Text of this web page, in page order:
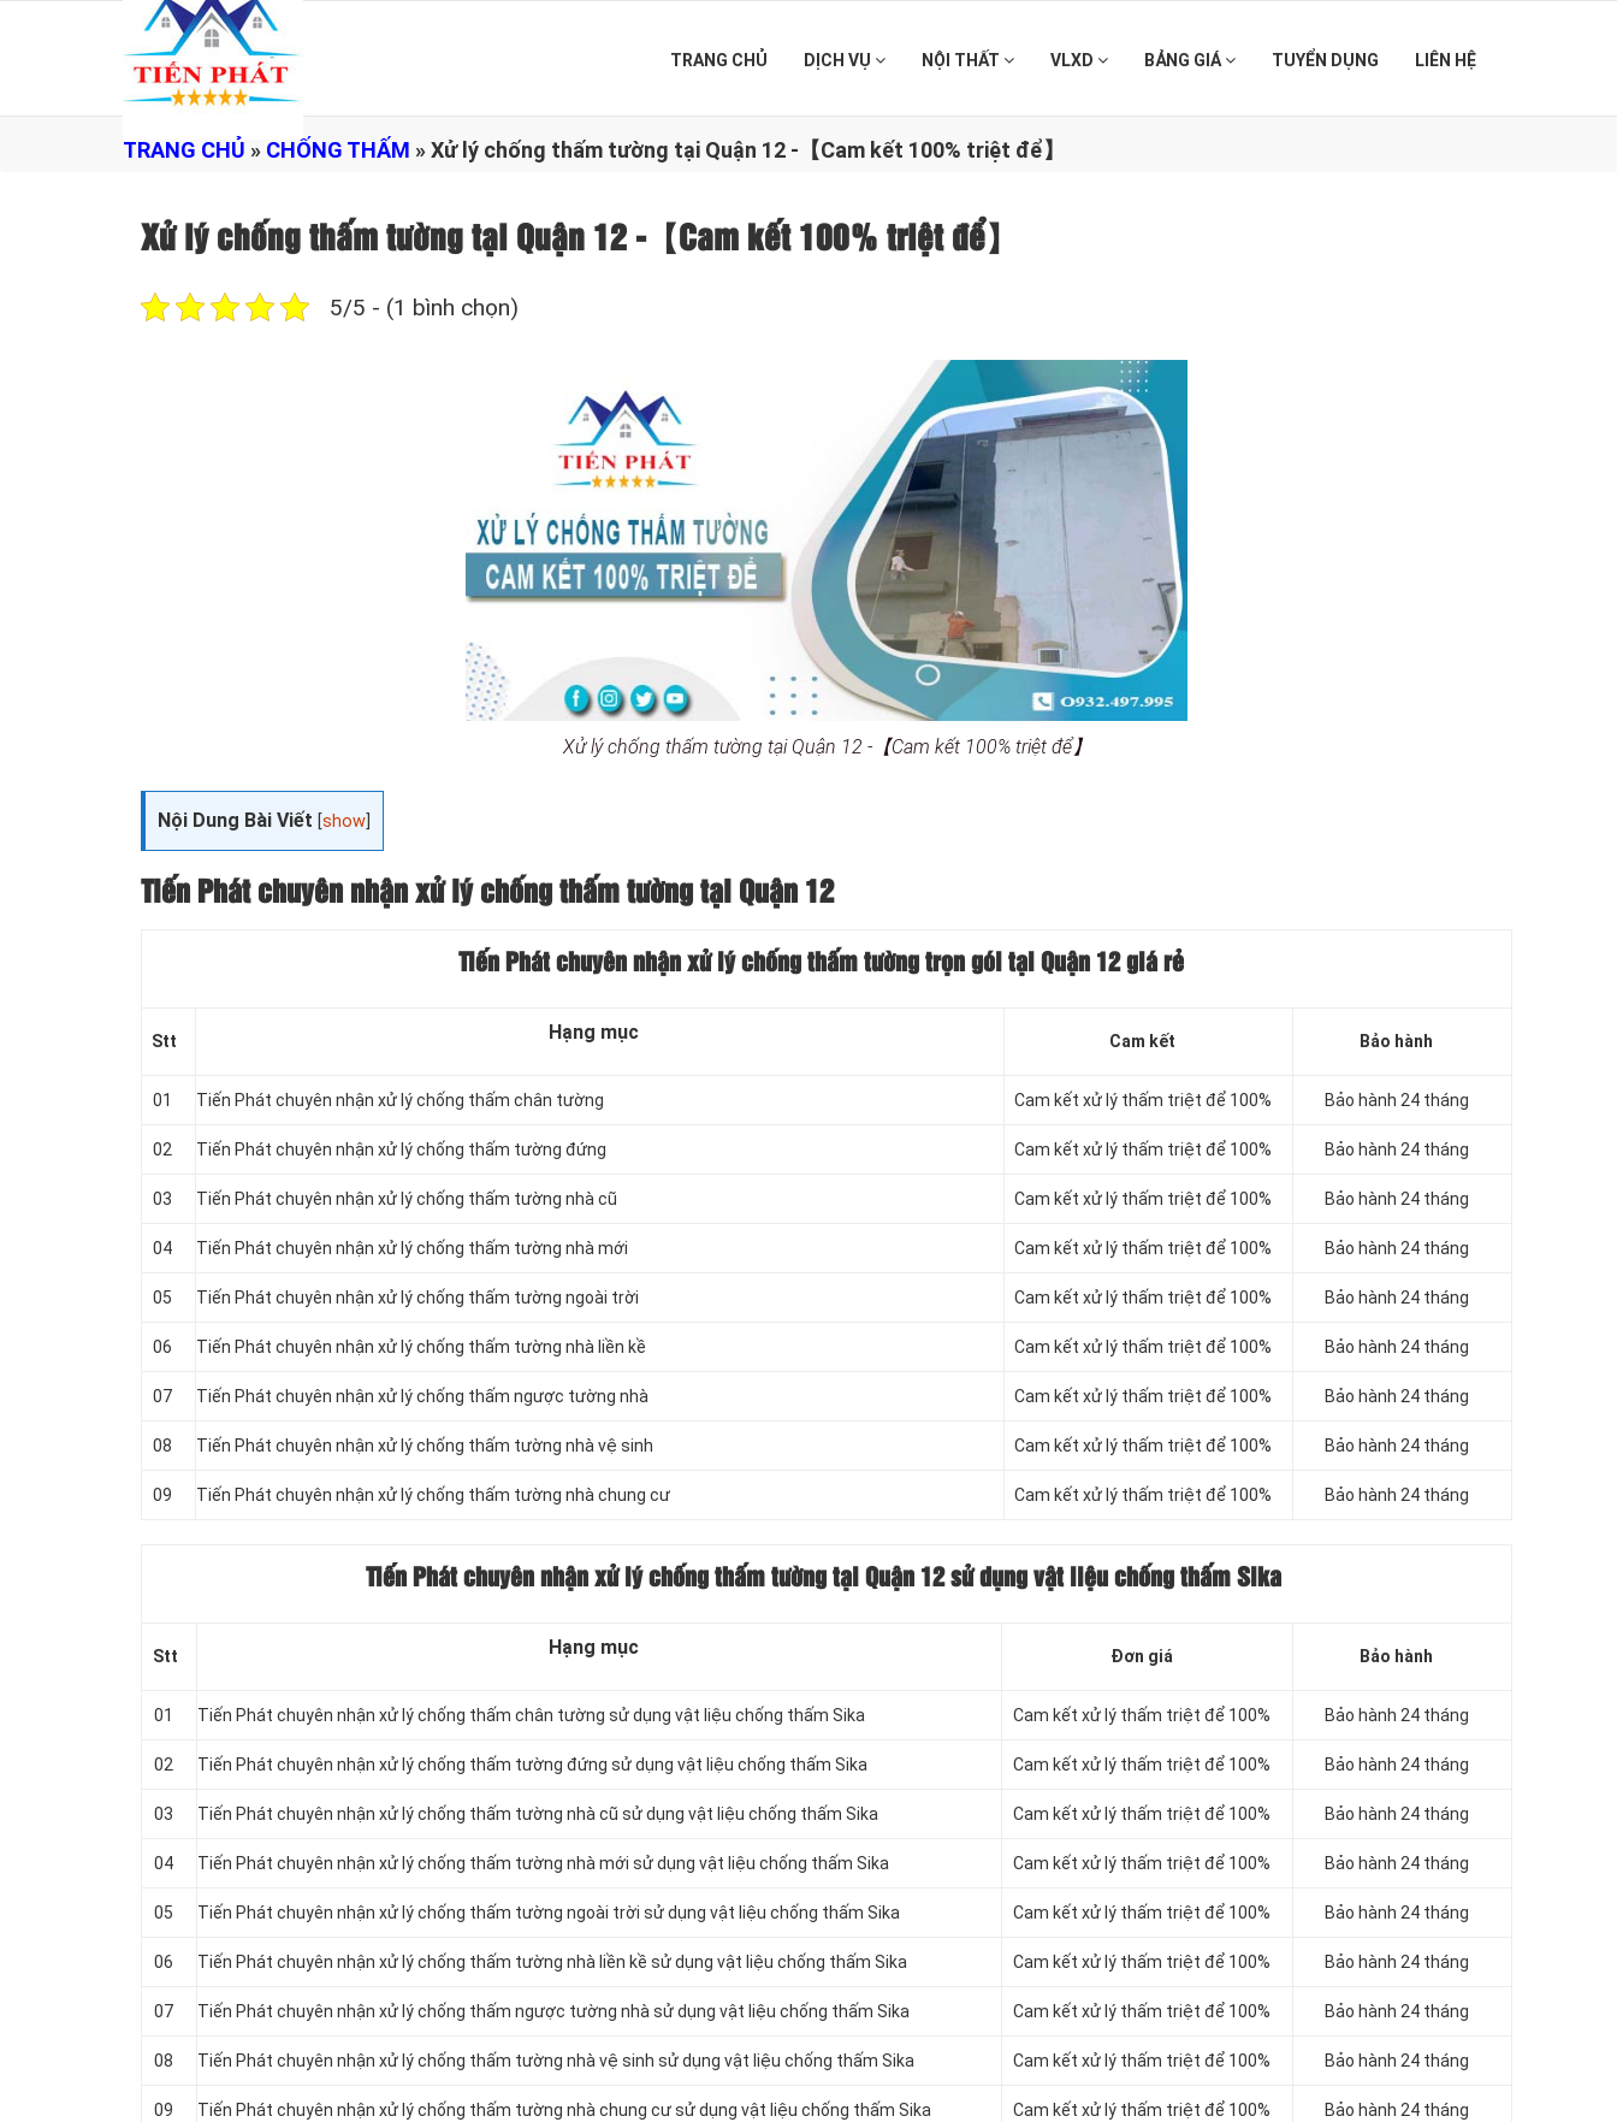
TRANG CHỦ DỊCH VỤ NỘI THẤT VLXD BẢNG GIÁ TUYỂN DỤNG LIÊN HỆ
TRANG CHỦ » CHỐNG THẤM »Xử lý chống thấm tường tại Quận 12 -【Cam kết 100% triệt để】
Xử lý chống thấm tường tại Quận 12 -【Cam kết 100% triệt để】
5/5 - (1 bình chọn)
Xử lý chống thấm tường tại Quận 12 -【Cam kết 100% triệt để】
Nội Dung Bài Viết [show
Tiến Phát chuyên nhận xử lý chống thấm tường tại Quận 12
Tiến Phát chuyên nhận xử lý chống thấmtường trọn gói tại Quận 12giá rẻ
Stt Hạng mục Cam kết Bảo hành
01 Tiến Phát chuyên nhận xử lý chống thấm chân tường Cam kết xử lý thấm triệt để 100% Bảo hành 24 tháng
02 Tiến Phát chuyên nhận xử lý chống thấm tường đứng Cam kết xử lý thấm triệt để 100% Bảo hành 24 tháng
03 Tiến Phát chuyên nhận xử lý chống thấm tường nhà cũ Cam kết xử lý thấm triệt để 100% Bảo hành 24 tháng
04 Tiến Phát chuyên nhận xử lý chống thấm tường nhà mới Cam kết xử lý thấm triệt để 100% Bảo hành 24 tháng
05 Tiến Phát chuyên nhận xử lý chống thấm tường ngoài trời Cam kết xử lý thấm triệt để 100% Bảo hành 24 tháng
06 Tiến Phát chuyên nhận xử lý chống thấm tường nhà liền kề Cam kết xử lý thấm triệt để 100% Bảo hành 24 tháng
07 Tiến Phát chuyên nhận xử lý chống thấm ngược tường nhà Cam kết xử lý thấm triệt để 100% Bảo hành 24 tháng
08 Tiến Phát chuyên nhận xử lý chống thấm tường nhà vệ sinh Cam kết xử lý thấm triệt để 100% Bảo hành 24 tháng
09 Tiến Phát chuyên nhận xử lý chống thấm tường nhà chung cư Cam kết xử lý thấm triệt để 100% Bảo hành 24 tháng
Tiến Phát chuyên nhận xử lý chống thấm tường tại Quận 12 sử dụng vật liệu chống thấm Sika
Stt Hạng mục Đơn giá Bảo hành
01 Tiến Phát chuyên nhận xử lý chống thấm chân tường sử dụng vật liệu chống thấm Sika Cam kết xử lý thấm triệt để 100% Bảo hành 24 tháng
02 Tiến Phát chuyên nhận xử lý chống thấm tường đứng sử dụng vật liệu chống thấm Sika Cam kết xử lý thấm triệt để 100% Bảo hành 24 tháng
03 Tiến Phát chuyên nhận xử lý chống thấm tường nhà cũ sử dụng vật liệu chống thấm Sika Cam kết xử lý thấm triệt để 100% Bảo hành 24 tháng
04 Tiến Phát chuyên nhận xử lý chống thấm tường nhà mới sử dụng vật liệu chống thấm Sika Cam kết xử lý thấm triệt để 100% Bảo hành 24 tháng
05 Tiến Phát chuyên nhận xử lý chống thấm tường ngoài trời sử dụng vật liệu chống thấm Sika Cam kết xử lý thấm triệt để 100% Bảo hành 24 tháng
06 Tiến Phát chuyên nhận xử lý chống thấm tường nhà liền kề sử dụng vật liệu chống thấm Sika Cam kết xử lý thấm triệt để 100% Bảo hành 24 tháng
07 Tiến Phát chuyên nhận xử lý chống thấm ngược tường nhà sử dụng vật liệu chống thấm Sika Cam kết xử lý thấm triệt để 100% Bảo hành 24 tháng
08 Tiến Phát chuyên nhận xử lý chống thấm tường nhà vệ sinh sử dụng vật liệu chống thấm Sika Cam kết xử lý thấm triệt để 100% Bảo hành 24 tháng
09 Tiến Phát chuyên nhận xử lý chống thấm tường nhà chung cư sử dụng vật liệu chống thấm Sika Cam kết xử lý thấm triệt để 100% Bảo hành 24 tháng